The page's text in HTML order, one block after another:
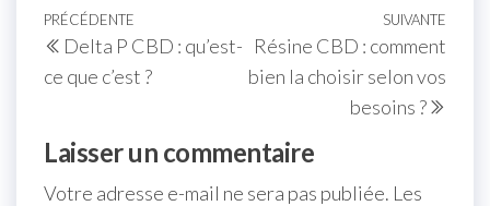
PRÉCÉDENTE
Delta P CBD : qu’est-
ce que c’est ?
SUIVANTE
Résine CBD : comment
bien la choisir selon vos
besoins ?
Laisser un commentaire
Votre adresse e-mail ne sera pas publiée. Les